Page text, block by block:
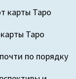
карты Таро
Таро
по порядку